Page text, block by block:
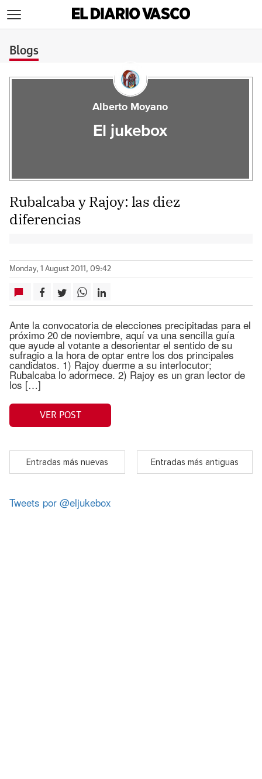
Blogs
Alberto Moyano
El jukebox
Rubalcaba y Rajoy: las diez
diferencias
Monday, 1 August 2011, 09:42
Ante la convocatoria de elecciones precipitadas para el
próximo 20 de noviembre, aquí va una sencilla guía
que ayude al votante a desorientar el sentido de su
sufragio a la hora de optar entre los dos principales
candidatos. 1) Rajoy duerme a su interlocutor;
Rubalcaba lo adormece. 2) Rajoy es un gran lector de
los […]
VER POST
Entradas más nuevas Entradas más antiguas
Tweets por @eljukebox